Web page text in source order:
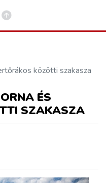
Kosár megtekintése
közötti szakasza
ÉS
SZAKASZA